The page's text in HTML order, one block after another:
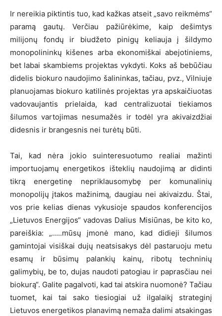
Ir nereikia piktintis tuo, kad kažkas atseit „savo reikmėms“
paramą gautų. Verčiau pažiūrėkime, kaip dešimtys
milijonų fondų ir biudžeto pinigų keliauja į šildymo
monopolininkų kišenes arba ekonomiškai abejotiniems,
bet labai skambiems projektas vykdyti. Koks aš bebūčiau
didelis biokuro naudojimo šalininkas, tačiau, pvz., Vilniuje
planuojamas biokuro katilinės projektas yra apskaičiuotas
vadovaujantis prielaida, kad centralizuotai tiekiamos
šilumos vartojimas nesumažės ir todėl yra akivaizdžiai
didesnis ir brangesnis nei turėtų būti.
Tai, kad nėra jokio suinteresuotumo realiai mažinti
importuojamų energetikos išteklių naudojimą ar didinti
tikrą energetinę nepriklausomybę per komunalinių
monopolijų įtakos mažinimą, daugiau nei akivaizdu. Štai,
vos prie kelias dienas vykusioje spaudos konferencijos
„Lietuvos Energijos“ vadovas Dalius Misiūnas, be kito ko,
pareiškia: „…..mūsų įmonė mano, kad didieji šilumos
gamintojai visiškai dujų neatsisakys dėl pastaruoju metu
esamų ir būsimų palankių kainų, ribotų techninių
galimybių, be to, dujas naudoti patogiau ir paprasčiau nei
biokurą“. Galite pagalvoti, kad tai atskira nuomonė? Tačiau
tuomet, kai tai sako tiesiogiai už ilgalaikį strateginį
Lietuvos energetikos planavimą nemaža dalimi atsakingas